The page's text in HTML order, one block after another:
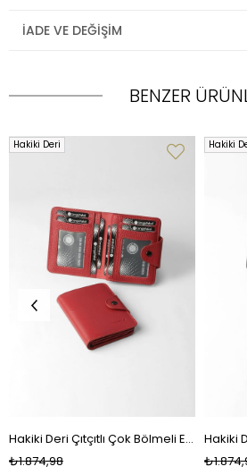
İADE VE DEĞIŞIM
BENZER
Hakiki Deri Çıtçıtlı Çok Bölmeli Erkek Cüzdan - 13632 - Kırmızı
₺1.874,98
Hakiki Deri Hakiki